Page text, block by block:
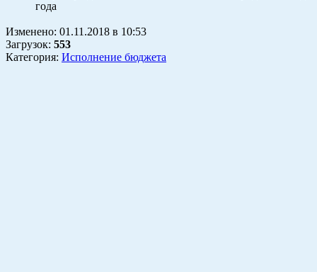
года
Изменено: 01.11.2018 в 10:53
Загрузок: 553
Категория: Исполнение бюджета